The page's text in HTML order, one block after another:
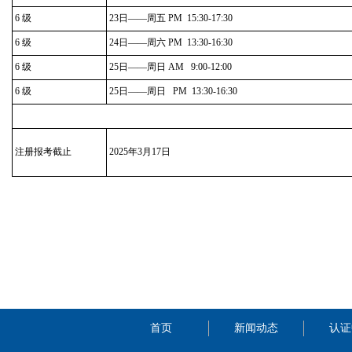
6 级 23日——周五 PM 15:30-17:30
6 级 24日——周六 PM 13:30-16:30
6 级 25日——周日 AM 9:00-12:00
6 级 25日——周日 PM 13:30-16:30
注册报考截止 2025年3月17日
首页 新闻动态 认